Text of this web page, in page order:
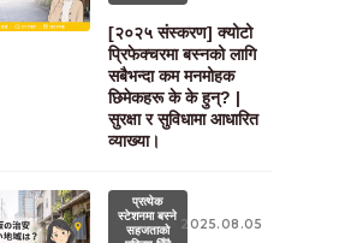
[२०२५ संस्करण] क्योटो
प्रिफेक्चरमा बस्नको लागि
सबैभन्दा कम मनमोहक
छिमेकहरू के के हुन्? |
सुरक्षा र सुविधामा आधारित
व्याख्या।
प्रत्येक
स्टेशनमा बस्ने
सहजताको
2025.08.05